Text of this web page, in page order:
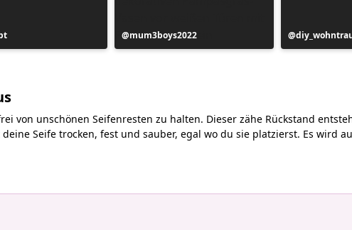
Beitrag
veröffentlicht
mum3boys2022
Beitrag
von unschönen Seifenresten zu halten. Dieser zähe Rückstand
deine Seife trocken, fest und sauber, egal wo du sie platzierst. Es wird